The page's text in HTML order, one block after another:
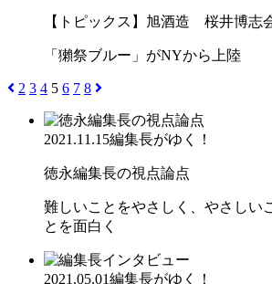
【トピックス】旭酒造 桜井博
「獺祭ブルー」がNYから上陸
2 3 4 5 6 7 8
2021.11.15編集長がゆく！
徳永編集長の視点論点
難しいことをやさしく、やさしい
とを面白く
2021.05.01編集長がゆく！